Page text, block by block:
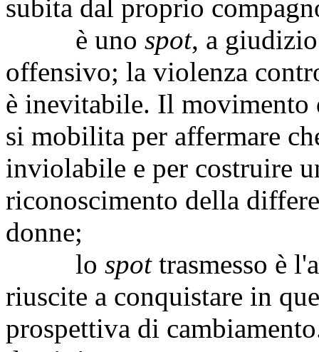
subita dal proprio
è uno spot, a
offensivo; la violenza
è inevitabile. Il movimento
si mobilita per affermare
inviolabile e per costruire
riconoscimento della
donne;
lo spottrasmesso è
riuscite a conquistare in
prospettiva di